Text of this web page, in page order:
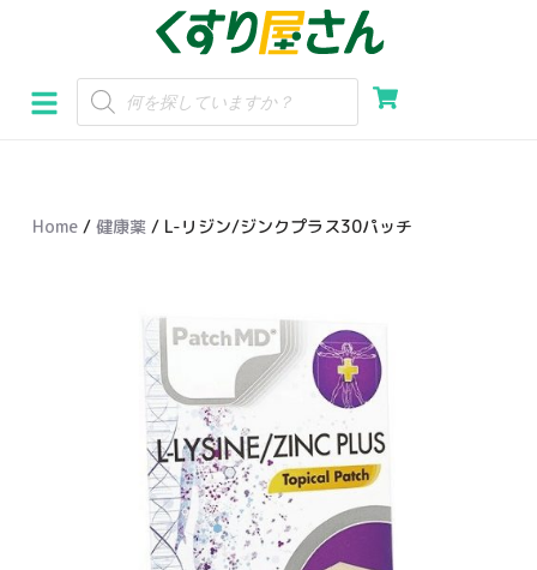
ン
テ
スHome / 健康薬 / L-リジン/ジンクプラス30パッチ